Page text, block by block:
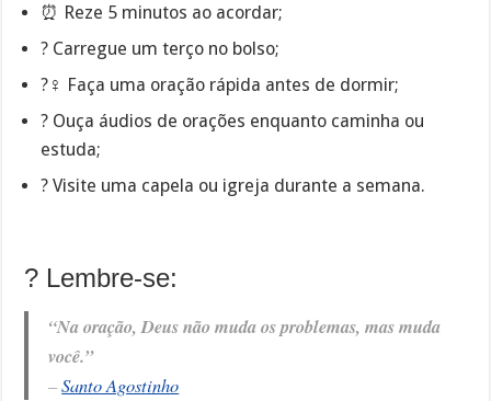
⏰ Reze 5 minutos ao acordar;
? Carregue um terço no bolso;
?‍♀️ Faça uma oração rápida antes de dormir;
? Ouça áudios de orações enquanto caminha ou
estuda;
?️ Visite uma capela ou igreja durante a semana.
? Lembre-se:
“Na oração, Deus não muda os problemas, mas muda
você.”
–Santo Agostinho